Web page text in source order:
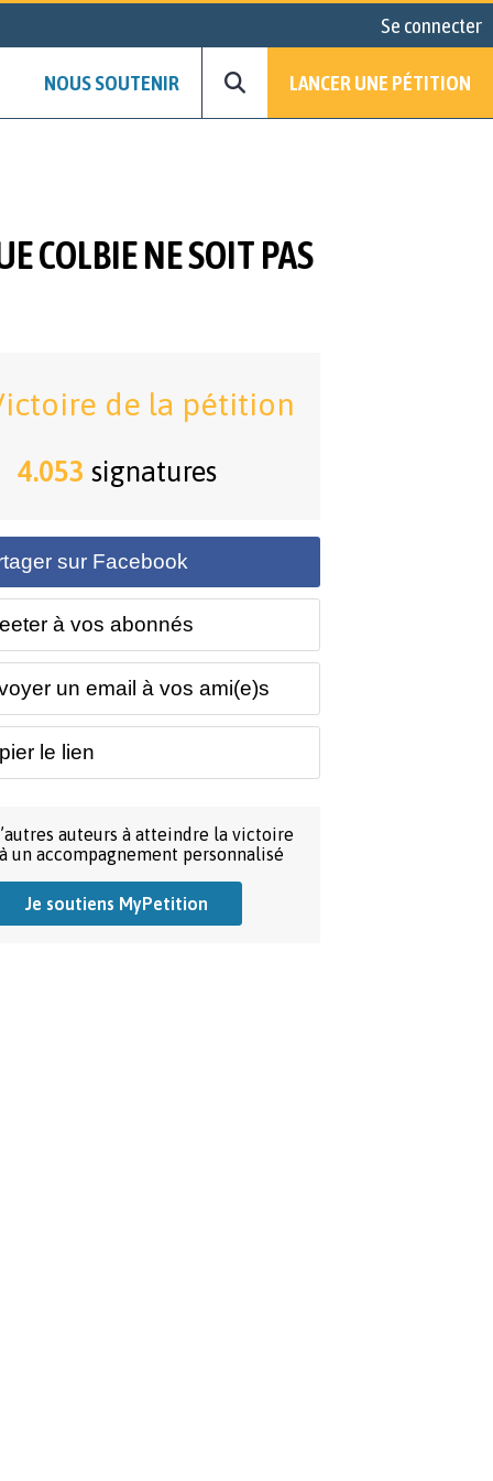
Se connecter
NOUS SOUTENIR LANCER UNE PÉTITION
COLBIE NE SOIT PAS
de la pétition
4.053 signatures
sur Facebook
à vos abonnés
un email à vos ami(e)s
le lien
auteurs à atteindre la victoire
un accompagnement personnalisé
Je soutiens MyPetition